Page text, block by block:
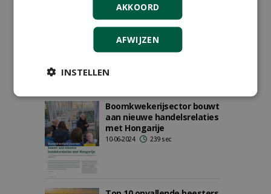
Kleine aantallen van heel
veel soorten effectief
oppotten
10-12-2024 125 sec
Boomkwekerijsector bouwt
aan nieuwe handelsrelaties
met Hongarije
10-06-2024 239 sec
AKKOORD
AFWIJZEN
INSTELLEN